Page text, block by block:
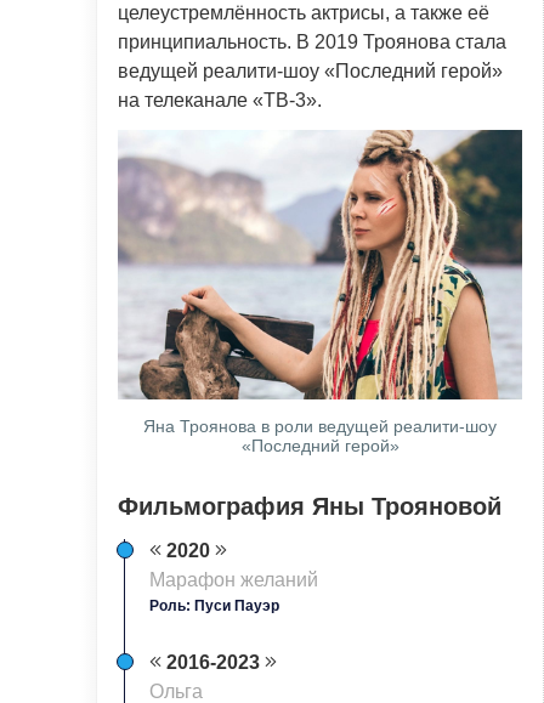
целеустремлённость актрисы, а также её
принципиальность. В 2019 Троянова стала
ведущей реалити-шоу «Последний герой»
на телеканале «ТВ-3».
Яна Троянова в роли ведущей реалити-шоу
«Последний герой»
Фильмография Яны Трояновой
2020
Марафон желаний
Роль: Пуси Пауэр
2016-2023
Ольга